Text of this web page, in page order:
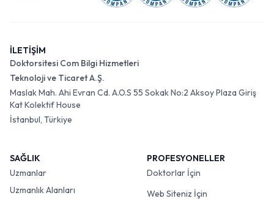
İLETİŞİM
Doktorsitesi Com Bilgi Hizmetleri
Teknoloji ve Ticaret A.Ş.
Maslak Mah. Ahi Evran Cd. A.O.S 55 Sokak No:2 Aksoy Plaza Giriş
Kat Kolektif House
İstanbul, Türkiye
SAĞLIK
Uzmanlar
Uzmanlık Alanları
PROFESYONELLER
Doktorlar İçin
Web Siteniz İçin